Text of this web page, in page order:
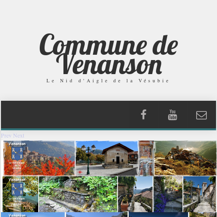
Commune de
Venanson
Le Nid d'Aigle de la Vésubie
Prev Next